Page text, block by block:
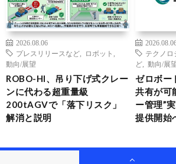
2026.08.06
プレスリリースなど
ロボット
動向/展望
ROBO-HI、吊り下げ式クレー
ンに代わる超重量級
200tAGVで「落下リスク」
解消と説明
テクノロ
ど
動向/展
ゼロボー
共有が可
ー管理”
提供開始